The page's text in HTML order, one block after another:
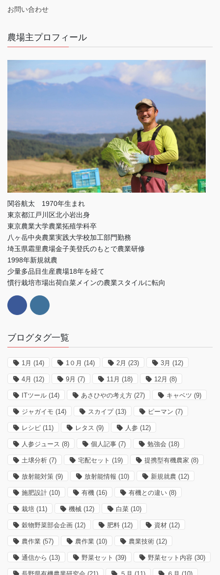
お問い合わせ
農場主プロフィール
関谷航太 1970年生まれ
東京都江戸川区北小岩出身
東京農業大学農業拓殖学科卒
八ヶ岳中央農業実践大学校加工部門勤務
埼玉県霜里農場金子美登氏のもとで農業研修
1998年新規就農
少量多品目生産農場18年を経て
慣行栽培市場出荷白菜メインの農業スタイルに転向
ブログタグ一覧
1月 (14) 1０月 (14) 2月 (23) 3月 (12)
4月 (12) 9月 (7) 11月 (18) 12月 (8)
ITツール (14) あさひやの考え方 (27) キャベツ (9)
ジャガイモ (14) スカイプ(13) ピーマン (7)
レシピ (11) レタス (9) 人参 (12)
人参ジュース (8) 個人記事 (7) 勉強会 (18)
土壌分析 (7) 宅配セット (19) 提携型有機農家 (8)
放射能対策 (9) 放射能情報 (10) 新規就農 (12)
施肥設計 (10) 有機 (16) 有機との違い (8)
栽培 (11) 機械 (12) 白菜 (10)
穀物野菜部会企画 (12) 肥料 (12) 資材 (12)
農作業 (57) 農作業 (10) 農業技術 (12)
通信から (13) 野菜セット (39) 野菜セット内容 (30)